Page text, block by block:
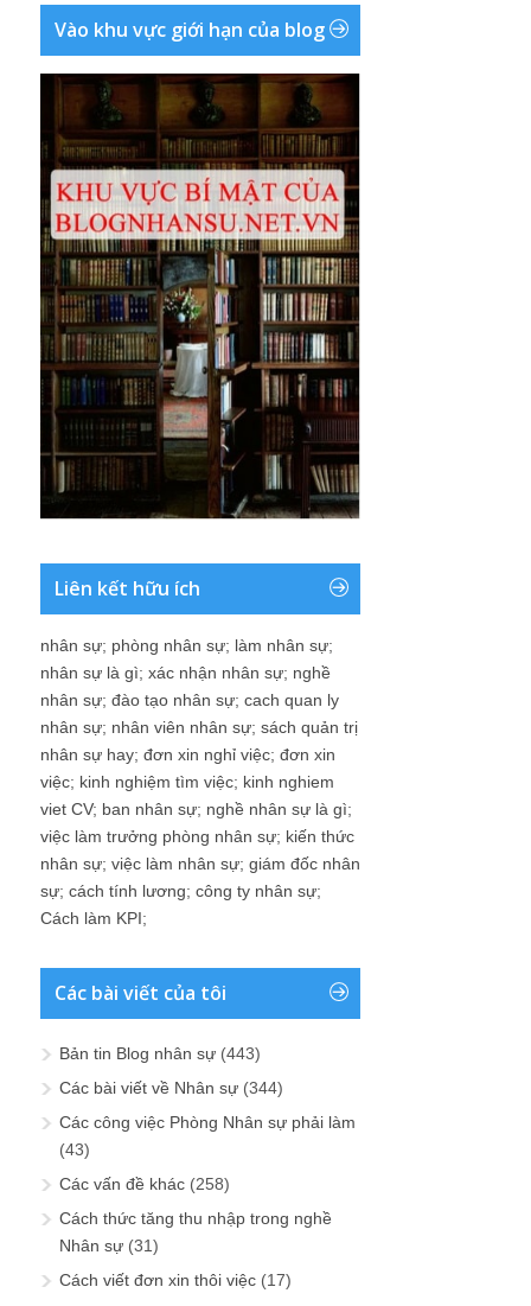
Vào khu vực giới hạn của blog
Liên kết hữu ích
nhân sự; phòng nhân sự; làm nhân sự;
nhân sự là gì; xác nhận nhân sự; nghề
nhân sự; đào tạo nhân sự; cach quan ly
nhân sự; nhân viên nhân sự; sách quản trị
nhân sự hay; đơn xin nghỉ việc; đơn xin
việc; kinh nghiệm tìm việc; kinh nghiem
viet CV; ban nhân sự; nghề nhân sự là gì;
việc làm trưởng phòng nhân sự; kiến thức
nhân sự; việc làm nhân sự; giám đốc nhân
sự; cách tính lương; công ty nhân sự;
Cách làm KPI;
Các bài viết của tôi
Bản tin Blog nhân sự (443)
Các bài viết về Nhân sự (344)
Các công việc Phòng Nhân sự phải làm
(43)
Các vấn đề khác (258)
Cách thức tăng thu nhập trong nghề
Nhân sự (31)
Cách viết đơn xin thôi việc (17)